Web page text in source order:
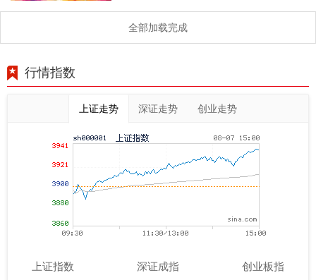
全部加载完成
行情指数
上证走势 深证走势 创业走势
上证指数 深证成指 创业板指